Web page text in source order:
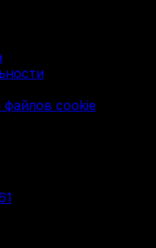
файлов cookie